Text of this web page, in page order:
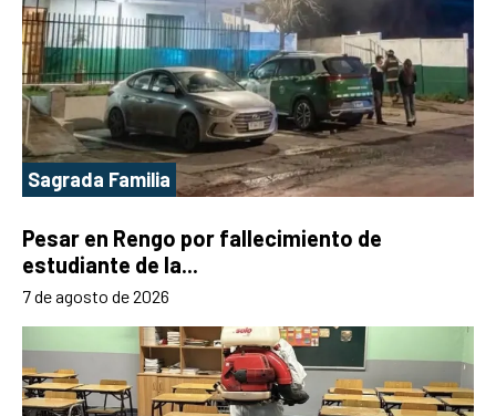
Sagrada Familia
Pesar en Rengo por fallecimiento de
estudiante de la...
7 de agosto de 2026